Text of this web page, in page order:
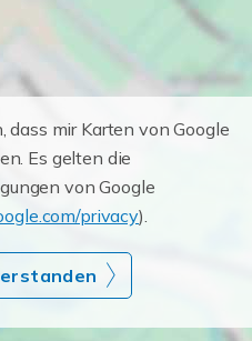
mir Karten von Google
Es gelten die
von Google
privacy).